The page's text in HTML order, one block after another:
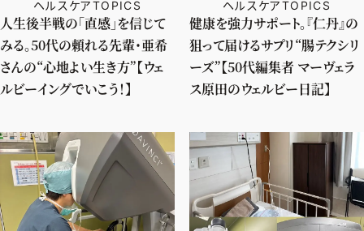
ヘルスケアTOPICS
人生後半戦の「直感」を信じて
みる。50代の頼れる先輩・亜希
さんの“心地よい生き方”【ウェ
ルビーイングでいこう！】
ヘルスケアTOPICS
健康を強力サポート。『仁丹』の
狙って届けるサプリ“腸テクシリ
ーズ”【50代編集者 マーヴェラ
ス原田のウェルビー日記】